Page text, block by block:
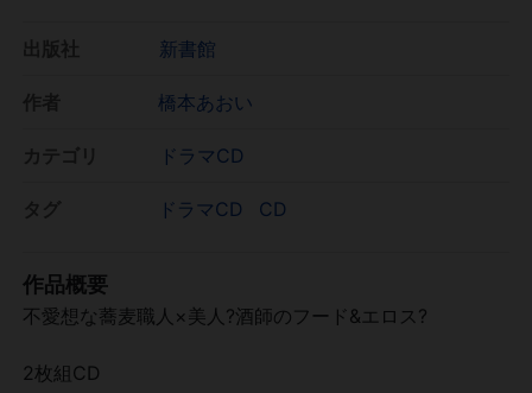
新書館
橋本あおい
ドラマCD
ドラマCD CD
作品概要
不愛想な蕎麦職人×美人?酒師のフード&エロス?
2枚組CD